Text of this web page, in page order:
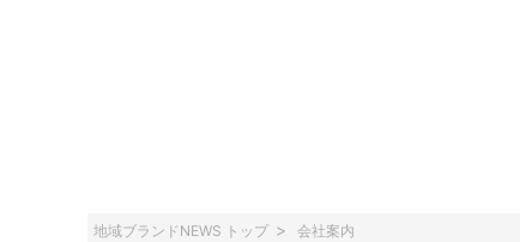
地域ブランドNEWS トップ 会社案内